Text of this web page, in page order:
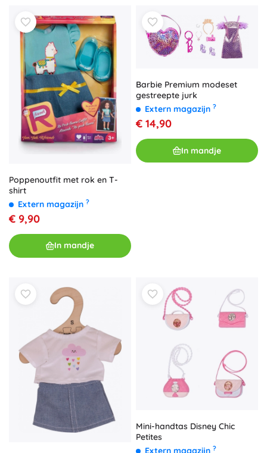
Poppenoutfit met rok en T-
shirt
Extern magazijn ?
€ 9,90
In mandje
Barbie Premium modeset
gestreepte jurk
Extern magazijn ?
€ 14,90
In mandje
Mini-handtas Disney Chic
Petites
Extern magazijn ?